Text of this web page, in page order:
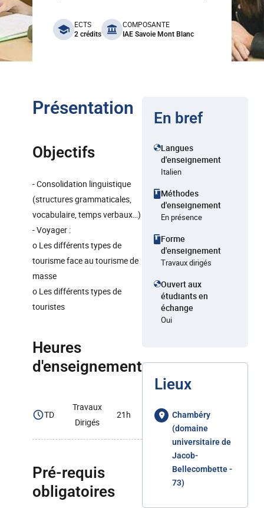
benefits
ECTS
2 crédits
COMPOSANTE
IAE Savoie Mont Blanc
Présentation
Objectifs
- Consolidation linguistique
(structures grammaticales,
vocabulaire, temps verbaux…)
- Voyager :
o Les différents types de
tourisme face au tourisme de
masse
o Les différents types de
touristes
Heures
d'enseignement
TD
Travaux
Dirigés
21h
Pré-requis
obligatoires
En bref
Langues
d'enseignement
Italien
Méthodes
d'enseignement
En présence
Forme
d'enseignement
Travaux dirigés
Ouvert aux
étudiants en
échange
Oui
Lieux
Chambéry
(domaine
universitaire de
Jacob-
Bellecombette -
73)